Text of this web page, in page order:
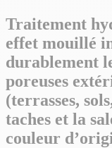
Traitement
effet mouillé
durablement
poreuses
(terrasses,
taches et la
couleur